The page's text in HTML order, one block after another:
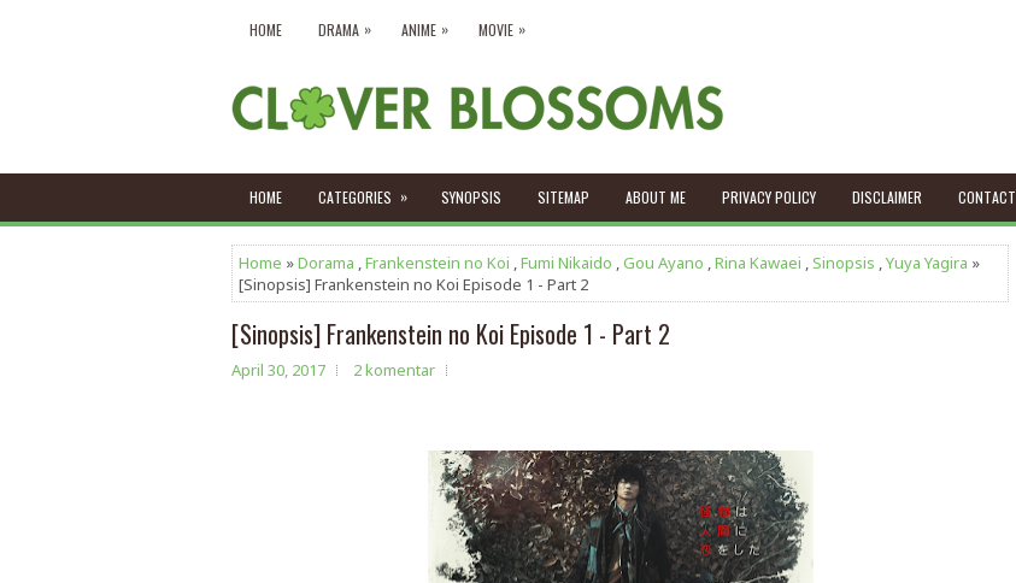
HOME DRAMA » ANIME » MOVIE »
HOME CATEGORIES » SYNOPSIS SITEMAP ABOUT ME PRIVACY POLICY DISCLAIMER CONTACT
Home »Dorama ,Frankenstein no Koi ,Fumi Nikaido ,Gou Ayano ,Rina Kawaei , Sinopsis ,Yuya Yagira »
[Sinopsis] Frankenstein no Koi Episode 1 - Part 2
[Sinopsis] Frankenstein no Koi Episode 1 - Part 2
April 30, 2017 2 komentar